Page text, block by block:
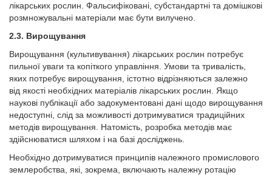
лікарських рослин. Фальсифіковані, субстандартні та домішкові
розмножувальні матеріали має бути вилучено.
2.3. Вирощування
Вирощування (культивування) лікарських рослин потребує
пильної уваги та копіткого управління. Умови та тривалість,
яких потребує вирощування, істотно відрізняються залежно
від якості необхідних матеріалів лікарських рослин. Якщо
наукові публікації або задокументовані дані щодо вирощування
недоступні, слід за можливості дотримуватися традиційних
методів вирощування. Натомість, розробка методів має
здійснюватися шляхом і на базі досліджень.
Необхідно дотримуватися принципів належного промислового
землеробства, які, зокрема, включають належну ротацію